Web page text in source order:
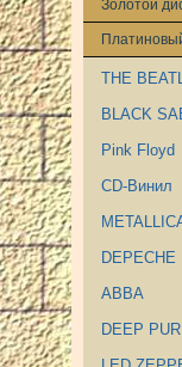
Золотой
THE
BLACK
Pink Floyd
CD-Винил
DEPECHE
ABBA
DEEP